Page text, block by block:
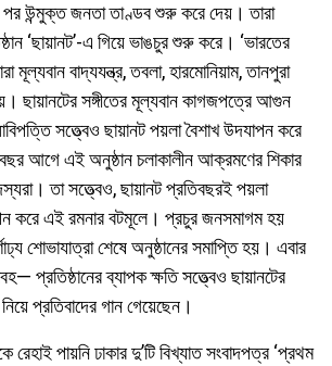
পর উন্মুক্ত জনতা তাণ্ডব শুরু করে দেয়। তারা
‘ছায়ানট’-এ গিয়ে ভাঙচুর শুরু করে। ‘ভারতের
মূল্যবান বাদ্যযন্ত্র, তবলা, হারমোনিয়াম, তানপুরা
ছায়ানটের সঙ্গীতের মূল্যবান কাগজপত্রে আগুন
সত্ত্বেও ছায়ানট পয়লা বৈশাখ উদযাপন করে
আগে এই অনুষ্ঠান চলাকালীন আক্রমণের শিকার
তা সত্ত্বেও, ছায়ানট প্রতিবছরই পয়লা
করে এই রমনার বটমূলে। প্রচুর জনসমাগম হয়
শোভাযাত্রা শেষে অনুষ্ঠানের সমাপ্তি হয়। এবার
প্রতিষ্ঠানের ব্যাপক ক্ষতি সত্ত্বেও ছায়ানটের
প্রতিবাদের গান গেয়েছেন।
পায়নি ঢাকার দু’টি বিখ্যাত সংবাদপত্র ‘প্রথম